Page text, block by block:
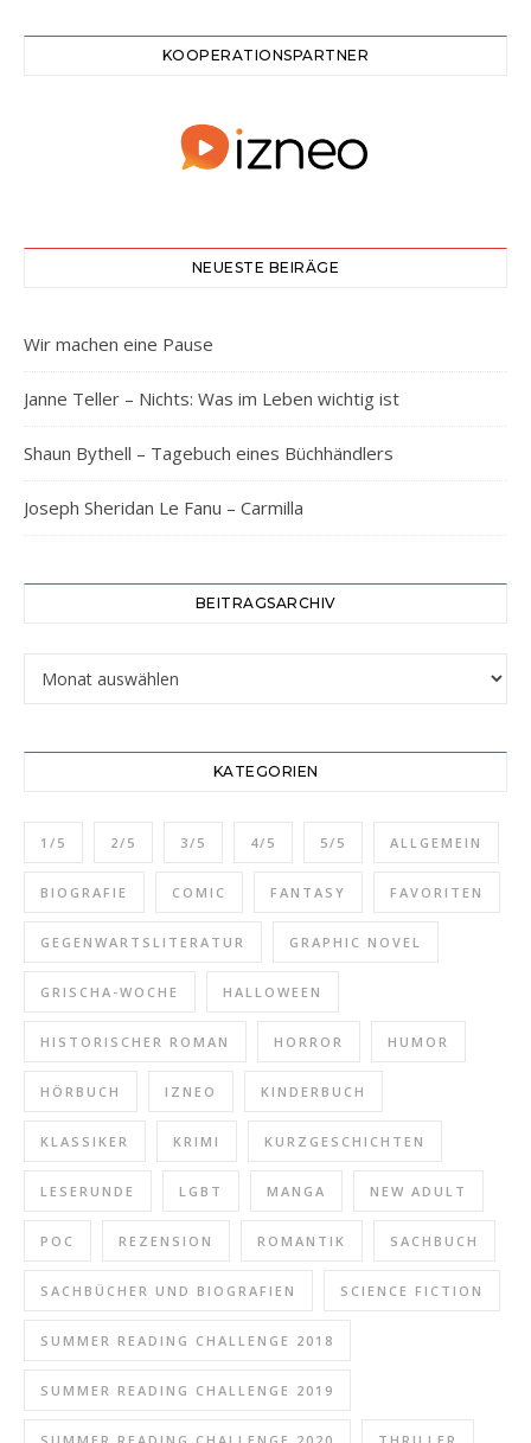
KOOPERATIONSPARTNER
NEUESTE BEIRÄGE
Wir machen eine Pause
Janne Teller – Nichts: Was im Leben wichtig ist
Shaun Bythell – Tagebuch eines Büchhändlers
Joseph Sheridan Le Fanu – Carmilla
BEITRAGSARCHIV
KATEGORIEN
1/5 2/5 3/5 4/5 5/5 ALLGEMEIN
BIOGRAFIE COMIC FANTASY FAVORITEN
GEGENWARTSLITERATUR GRAPHIC NOVEL
GRISCHA-WOCHE HALLOWEEN
HISTORISCHER ROMAN HORROR HUMOR
HÖRBUCH IZNEO KINDERBUCH
KLASSIKER KRIMI KURZGESCHICHTEN
LESERUNDE LGBT MANGA NEW ADULT
POC REZENSION ROMANTIK SACHBUCH
SACHBÜCHER UND BIOGRAFIEN SCIENCE FICTION
SUMMER READING CHALLENGE 2018
SUMMER READING CHALLENGE 2019